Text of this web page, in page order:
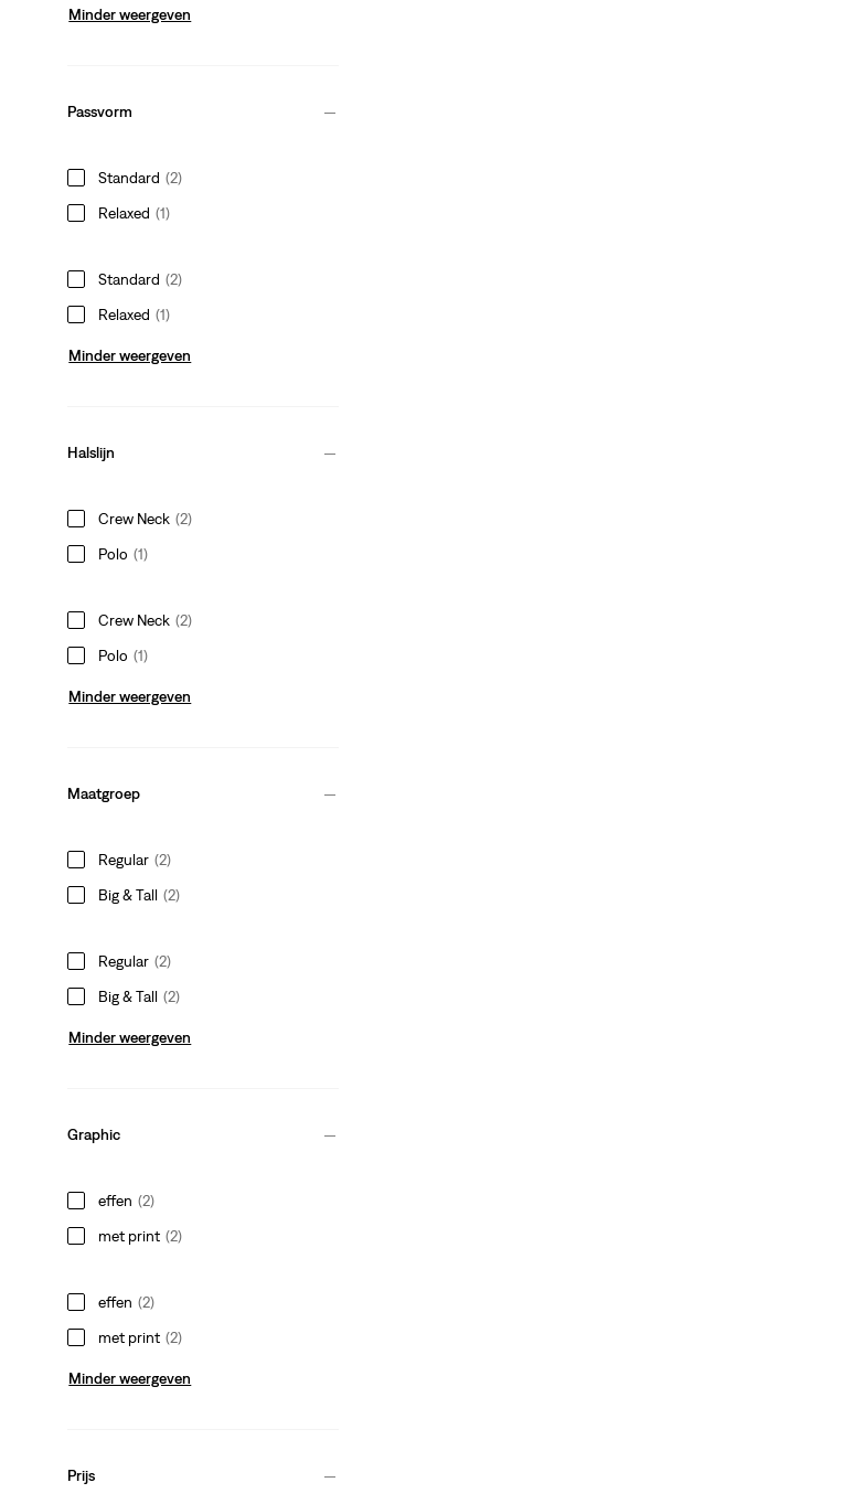
Minder weergeven
Passvorm
Standard (2)
Relaxed (1)
Standard (2)
Relaxed (1)
Minder weergeven
Halslijn
Crew Neck (2)
Polo (1)
Crew Neck (2)
Polo (1)
Minder weergeven
Maatgroep
Regular (2)
Big & Tall (2)
Regular (2)
Big & Tall (2)
Minder weergeven
Graphic
effen (2)
met print (2)
effen (2)
met print (2)
Minder weergeven
Prijs